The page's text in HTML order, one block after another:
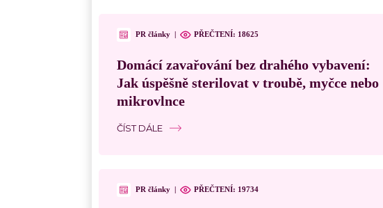
PR články PŘEČTENÍ: 18625
Domácí zavařování bez drahého vybavení:
Jak úspěšně sterilovat v troubě, myčce nebo
mikrovlnce
ČÍST DÁLE
PR články PŘEČTENÍ: 19734